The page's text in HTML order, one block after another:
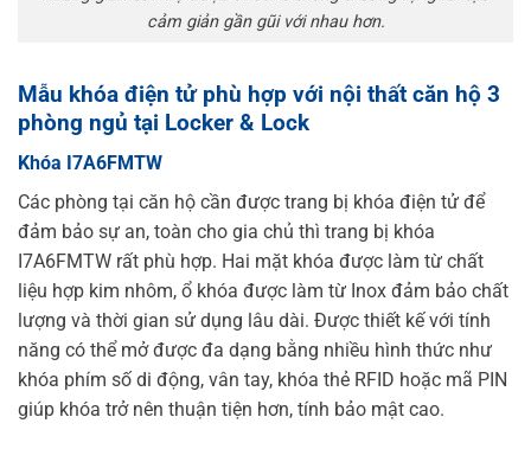
cảm giản gần gũi với nhau hơn.
Mẫu khóa điện tử phù hợp với nội thất căn hộ 3
phòng ngủ tại Locker & Lock
Khóa I7A6FMTW
Các phòng tại căn hộ cần được trang bị khóa điện tử để
đảm bảo sự an, toàn cho gia chủ thì trang bị khóa
I7A6FMTW rất phù hợp. Hai mặt khóa được làm từ chất
liệu hợp kim nhôm, ổ khóa được làm từ Inox đảm bảo chất
lượng và thời gian sử dụng lâu dài. Được thiết kế với tính
năng có thể mở được đa dạng bằng nhiều hình thức như
khóa phím số di động, vân tay, khóa thẻ RFID hoặc mã PIN
giúp khóa trở nên thuận tiện hơn, tính bảo mật cao.